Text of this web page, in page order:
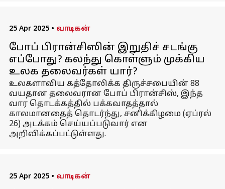
25 Apr 2025 • வாடிகன்
போப் பிரான்சிஸின் இறுதிச் சடங்கு
எப்போது? கலந்து கொள்ளும் முக்கிய
உலக தலைவர்கள் யார்?
உலகளாவிய கத்தோலிக்க திருச்சபையின் 88
வயதான தலைவரான போப் பிரான்சிஸ், இந்த
வார தொடக்கத்தில் பக்கவாதத்தால்
காலமானதைத் தொடர்ந்து, சனிக்கிழமை (ஏப்ரல்
26) அடக்கம் செய்யப்படுவார் என
அறிவிக்கப்பட்டுள்ளது.
25 Apr 2025 • வாடிகன்